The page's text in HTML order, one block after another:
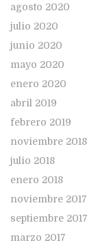
agosto 2020
julio 2020
junio 2020
mayo 2020
enero 2020
abril 2019
febrero 2019
noviembre 2018
julio 2018
enero 2018
noviembre 2017
septiembre 2017
marzo 2017